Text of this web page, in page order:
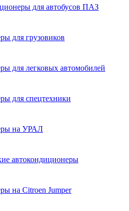
для автобусов ПАЗ
для грузовиков
для легковых автомобилей
для спецтехники
на УРАЛ
автокондиционеры
на Citroen Jumper